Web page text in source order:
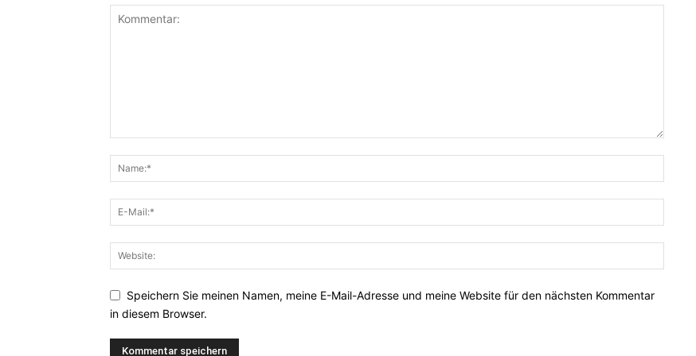
Speichern Sie meinen Namen, meine E-Mail-Adresse und meine Website für den nächsten Kommentar
in diesem Browser.